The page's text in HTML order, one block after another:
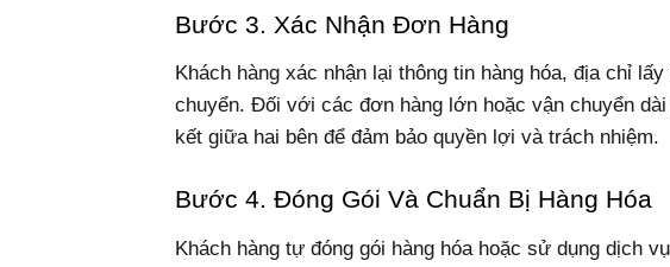
Bước 3. Xác Nhận Đơn Hàng
Khách hàng xác nhận lại thông tin hàng hóa, địa chỉ
chuyển. Đối với các đơn hàng lớn hoặc vận chuyển
kết giữa hai bên để đảm bảo quyền lợi và trách nhiệm.
Bước 4. Đóng Gói Và Chuẩn Bị Hàng Hóa
Khách hàng tự đóng gói hàng hóa hoặc sử dụng dịch